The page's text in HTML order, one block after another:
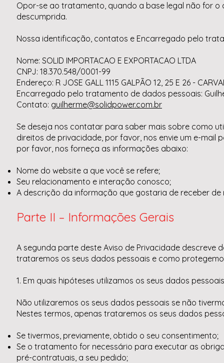
Opor-se ao tratamento, quando a base legal não for
descumprida.
Nossa identificação, contatos e Encarregado pelo
Nome: SOLID IMPORTACAO E EXPORTACAO LTDA
CNPJ: 18.370.548/0001-99
Endereço: R JOSE GALL 1115 GALPÃO 12, 25 E 26 -
Encarregado pelo tratamento de dados pessoais:
Contato: guilherme@solidpower.com.br
Se deseja nos contatar para saber mais sobre como
direitos de privacidade, por favor, nos envie um e-mail
por favor, nos forneça as informações abaixo:
Nome do website a que você se refere;
Seu relacionamento e interação conosco;
A descrição da informação que gostaria de receber de
Parte II – Informações Gerais
A segunda parte deste Aviso de Privacidade descreve
trataremos os seus dados pessoais e como
1. Em quais hipóteses utilizamos os seus dados
Não utilizaremos os seus dados pessoais se não
Nestes termos, apenas trataremos os seus dados
Se tivermos, previamente, obtido o seu consentimento;
Se o tratamento for necessário para executar as
pré-contratuais, a seu pedido;